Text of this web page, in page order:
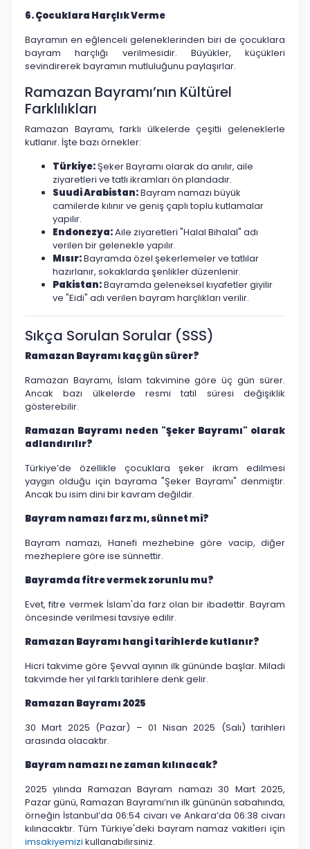
6. Çocuklara Harçlık Verme
Bayramın en eğlenceli geleneklerinden biri de çocuklara
bayram harçlığı verilmesidir. Büyükler, küçükleri
sevindirerek bayramın mutluluğunu paylaşırlar.
Ramazan Bayramı’nın Kültürel
Farklılıkları
Ramazan Bayramı, farklı ülkelerde çeşitli geleneklerle
kutlanır. İşte bazı örnekler:
Türkiye:Şeker Bayramı olarak da anılır, aile
ziyaretleri ve tatlı ikramları ön plandadır.
Suudi Arabistan:Bayram namazı büyük
camilerde kılınır ve geniş çaplı toplu kutlamalar
yapılır.
Endonezya:Aile ziyaretleri "Halal Bihalal" adı
verilen bir gelenekle yapılır.
Mısır:Bayramda özel şekerlemeler ve tatlılar
hazırlanır, sokaklarda şenlikler düzenlenir.
Pakistan:Bayramda geleneksel kıyafetler giyilir
ve "Eidi" adı verilen bayram harçlıkları verilir.
Sıkça Sorulan Sorular (SSS)
Ramazan Bayramı kaç gün sürer?
Ramazan Bayramı, İslam takvimine göre üç gün sürer.
Ancak bazı ülkelerde resmi tatil süresi değişiklik
gösterebilir.
Ramazan Bayramı neden "Şeker Bayramı" olarak
adlandırılır?
Türkiye’de özellikle çocuklara şeker ikram edilmesi
yaygın olduğu için bayrama "Şeker Bayramı" denmiştir.
Ancak bu isim dini bir kavram değildir.
Bayram namazı farz mı, sünnet mi?
Bayram namazı, Hanefi mezhebine göre vacip, diğer
mezheplere göre ise sünnettir.
Bayramda fitre vermek zorunlu mu?
Evet, fitre vermek İslam'da farz olan bir ibadettir. Bayram
öncesinde verilmesi tavsiye edilir.
Ramazan Bayramı hangi tarihlerde kutlanır?
Hicri takvime göre Şevval ayının ilk gününde başlar. Miladi
takvimde her yıl farklı tarihlere denk gelir.
Ramazan Bayramı 2025
30 Mart 2025 (Pazar) – 01 Nisan 2025 (Salı) tarihleri
arasında olacaktır.
Bayram namazı ne zaman kılınacak?
2025 yılında Ramazan Bayram namazı 30 Mart 2025,
Pazar günü, Ramazan Bayramı’nın ilk gününün sabahında,
örneğin İstanbul’da 06:54 civarı ve Ankara’da 06:38 civarı
kılınacaktır. Tüm Türkiye'deki bayram namaz vakitleri için
imsakiyemizi kullanabilirsiniz.